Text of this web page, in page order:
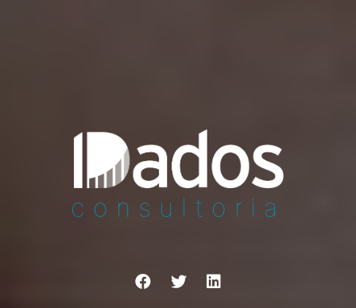
consultoria